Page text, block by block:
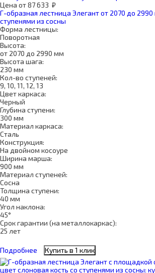
Цена от87 633 ₽
Г-образная лестница Элегант от 2070 до
ступенями из сосны
Форма лестницы:
Поворотная
Высота:
от 2070 до 2990 мм
Высота шага:
230 мм
Кол-во ступеней:
9, 10, 11, 12, 13
Цвет каркаса:
Черный
Глубина ступени:
300 мм
Материал каркаса:
Сталь
Конструкция:
На двойном косоуре
Ширина марша:
900 мм
Материал ступеней:
Сосна
Толщина ступени:
40 мм
Угол наклона:
45°
Срок гарантии (на металлокаркас):
25 лет
Подробнее Купить в 1 клик